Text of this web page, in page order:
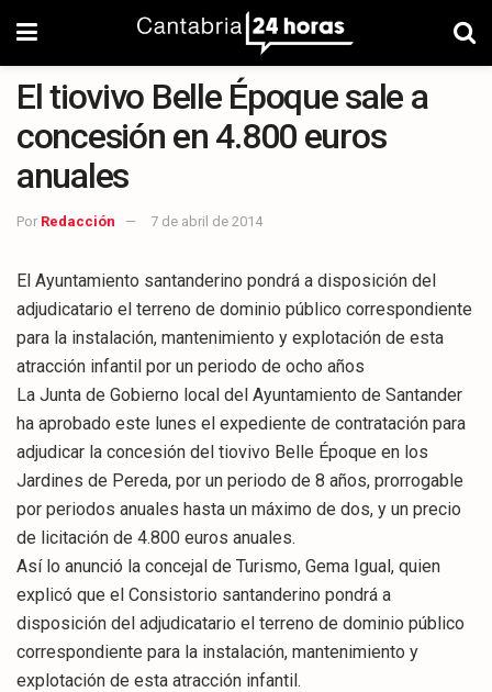
El tiovivo Belle Époque sale a
concesión en 4.800 euros
anuales
Por Redacción 7 de abril de 2014
El Ayuntamiento santanderino pondrá a disposición del
adjudicatario el terreno de dominio público correspondiente
para la instalación, mantenimiento y explotación de esta
atracción infantil por un periodo de ocho años
La Junta de Gobierno local del Ayuntamiento de Santander
ha aprobado este lunes el expediente de contratación para
adjudicar la concesión del tiovivo Belle Époque en los
Jardines de Pereda, por un periodo de 8 años, prorrogable
por periodos anuales hasta un máximo de dos, y un precio
de licitación de 4.800 euros anuales.
Así lo anunció la concejal de Turismo, Gema Igual, quien
explicó que el Consistorio santanderino pondrá a
disposición del adjudicatario el terreno de dominio público
correspondiente para la instalación, mantenimiento y
explotación de esta atracción infantil.